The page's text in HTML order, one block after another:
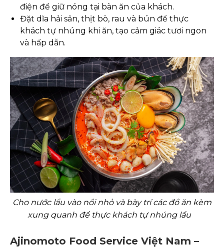
điện để giữ nóng tại bàn ăn của khách.
Đặt dĩa hải sản, thịt bò, rau và bún để thực
khách tự nhúng khi ăn, tạo cảm giác tươi ngon
và hấp dẫn.
Cho nước lẩu vào nồi nhỏ và bày trí các đồ ăn kèm
xung quanh để thực khách tự nhúng lẩu
Ajinomoto Food Service Việt Nam –